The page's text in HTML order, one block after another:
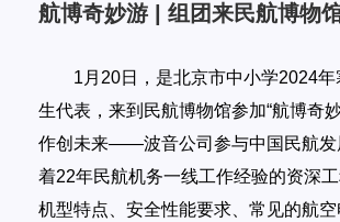
航博奇妙游 | 组团来民航博物
1月20日，是北京市中小学2024
生代表，来到民航博物馆参加“航博
作创未来——波音公司参与中国民航发
着22年民航机务一线工作经验的资深
机型特点、安全性能要求、常见的航